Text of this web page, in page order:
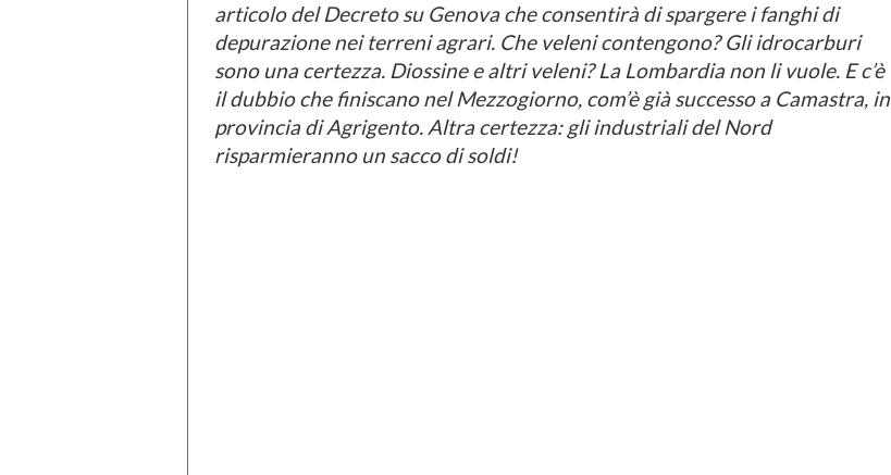
articolo del Decreto su Genova che consentirà di spargere i fanghi di
depurazione nei terreni agrari. Che veleni contengono? Gli idrocarburi
sono una certezza. Diossine e altri veleni? La Lombardia non li vuole. E c’è
il dubbio che finiscano nel Mezzogiorno, com’è già successo a Camastra, in
provincia di Agrigento. Altra certezza: gli industriali del Nord
risparmieranno un sacco di soldi!